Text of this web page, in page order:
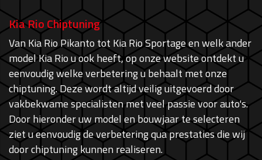
Kia Rio Chiptuning
Van Kia Rio Pikanto tot Kia Rio Sportage en welk ander
model Kia Rio u ook heeft, op onze website ontdekt u
eenvoudig welke verbetering u behaalt met onze
chiptuning. Deze wordt altijd veilig uitgevoerd door
vakbekwame specialisten met veel passie voor auto's.
Door hieronder uw model en bouwjaar te selecteren
ziet u eenvoudig de verbetering qua prestaties die wij
door chiptuning kunnen realiseren.